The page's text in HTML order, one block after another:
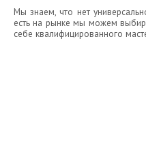
Мы знаем, что нет
есть на рынке мы можем
себе квалифицированного